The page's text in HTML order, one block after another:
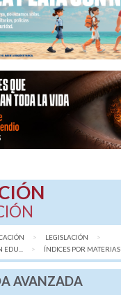
LEGISLACIÓN
EDU...
AQUÍ:
ÍNDICES POR MATERIAS
AVANZADA